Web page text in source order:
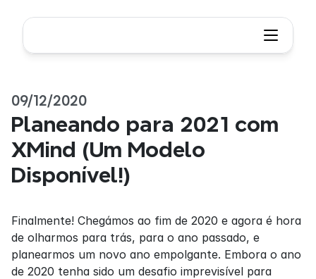
09/12/2020
Planeando para 2021 com
XMind (Um Modelo
Disponível!)
Finalmente! Chegámos ao fim de 2020 e agora é hora
de olharmos para trás, para o ano passado, e
planearmos um novo ano empolgante. Embora o ano
de 2020 tenha sido um desafio imprevisível para